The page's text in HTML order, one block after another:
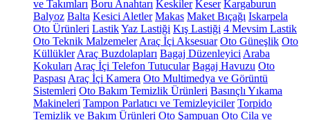
ve Takımları Boru Anahtarı Keskiler Keser Kargaburun
Balyoz Balta Kesici Aletler Makas Maket Bıçağı Iskarpela
Oto Ürünleri LastikYaz Lastiği Kış Lastiği 4 Mevsim Lastik
Oto Teknik Malzemeler Araç İçi Aksesuar Oto Güneşlik Oto
Küllükler Araç Buzdolapları Bagaj Düzenleyici Araba
Kokuları Araç İçi Telefon Tutucular Bagaj Havuzu Oto
Paspası Araç İçi Kamera Oto Multimedya ve Görüntü
Sistemleri Oto Bakım Temizlik Ürünleri Basınçlı Yıkama
Makineleri Tampon Parlatıcı ve Temizleyiciler Torpido
Temizlik ve Bakım Ürünleri Oto Şampuan Oto Cila ve